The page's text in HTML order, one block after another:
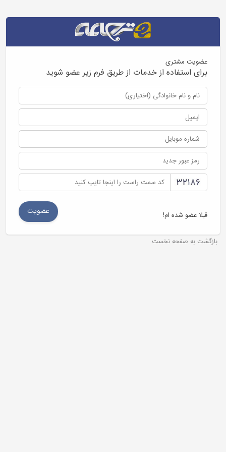
عضویت مشتری
برای استفاده از خدمات از طریق فرم زیر عضو شوید
قبلا عضو شده ام!
بازگشت به صفحه نخست